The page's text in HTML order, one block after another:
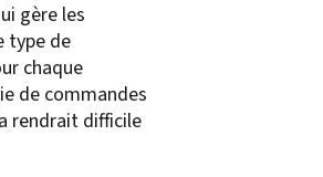
gère les
type de
chaque
de commandes
rendrait difficile